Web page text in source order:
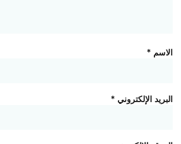
الاسم *
البريد الإلكتروني *